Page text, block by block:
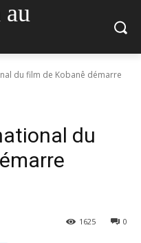
du film de Kobanê démarre
du
0
1625